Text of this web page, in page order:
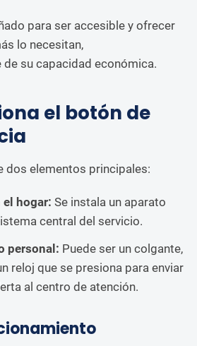
para ser accesible y ofrecer
lo necesitan,
su capacidad económica.
el botón de
dos elementos principales:
hogar: Se instala un aparato
central del servicio.
personal: Puede ser un colgante,
reloj que se presiona para enviar
al centro de atención.